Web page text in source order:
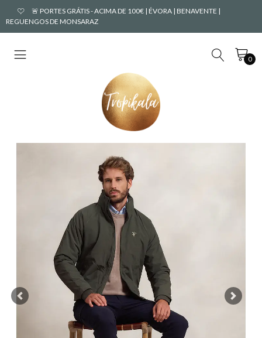
🚨 PORTES GRÁTIS - ACIMA DE 100€ | ÉVORA | BENAVENTE |
REGUENGOS DE MONSARAZ
0
Previous Next